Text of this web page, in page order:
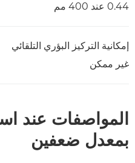
0.44 عند 400 مم
إمكانية التركيز البؤري التلقائي
غير ممكن
المواصفات عند
بمعدل ضعفين